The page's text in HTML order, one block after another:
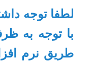
لطفا توجه
با توجه به
طریق نرم